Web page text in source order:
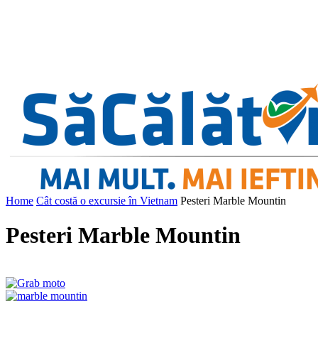
Home Cât costă o excursie în Vietnam Pesteri Marble Mountin
Pesteri Marble Mountin